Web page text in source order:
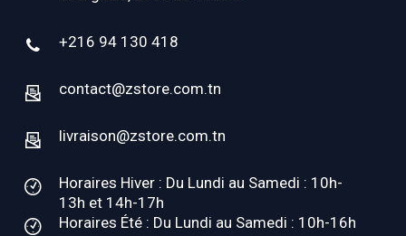
+216 94 130 418
contact@zstore.com.tn
livraison@zstore.com.tn
Horaires Hiver : Du Lundi au Samedi : 10h-
13h et 14h-17h
Horaires Été : Du Lundi au Samedi : 10h-16h